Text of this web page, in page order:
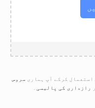
کرکے آپ ہماری سروس
رازداری کی پالیسی ۔